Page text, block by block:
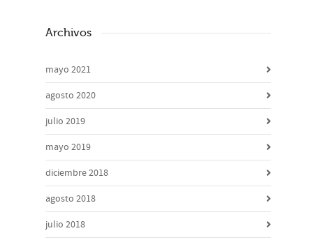
Archivos
mayo 2021
agosto 2020
julio 2019
mayo 2019
diciembre 2018
agosto 2018
julio 2018